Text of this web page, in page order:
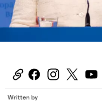
Written by